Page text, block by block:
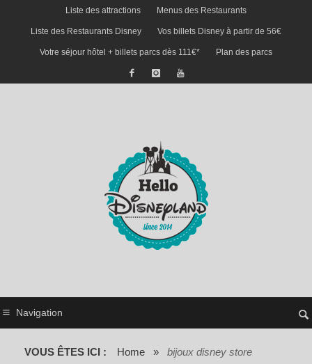
Liste des attractions Menus des Restaurants
Liste des Restaurants Disney Vos billets Disney à partir de 56€
Votre séjour hôtel + billets parcs dès 111€* Plan des parcs
Navigation
VOUS ÊTES ICI : Home » bijoux disney store